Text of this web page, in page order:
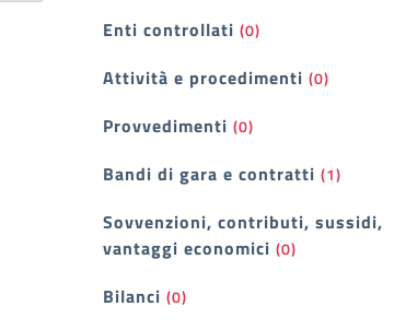
Enti controllati (0)
Attività e procedimenti (0)
Provvedimenti (0)
Bandi di gara e contratti (1)
Sovvenzioni, contributi, sussidi,
vantaggi economici (0)
Bilanci (0)